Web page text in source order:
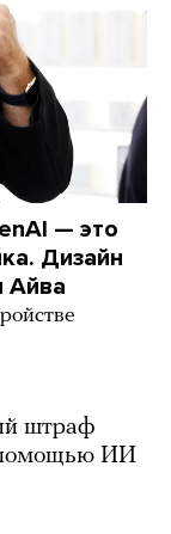
— это
Дизайн
Айва
штраф
помощью ИИ